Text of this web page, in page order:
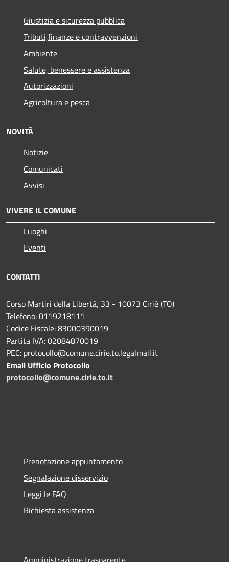
Giustizia e sicurezza pubblica
Tributi,finanze e contravvenzioni
Ambiente
Salute, benessere e assistenza
Autorizzazioni
Agricoltura e pesca
NOVITÀ
Notizie
Comunicati
Avvisi
VIVERE IL COMUNE
Luoghi
Eventi
CONTATTI
Corso Martiri della Libertà, 33 - 10073 Cirié (TO)
Telefono: 0119218111
Codice Fiscale: 83000390019
Partita IVA: 02084870019
PEC: protocollo@comune.cirie.to.legalmail.it
Email Ufficio Protocollo
protocollo@comune.cirie.to.it
Prenotazione appuntamento
Segnalazione disservizio
Leggi le FAQ
Richiesta assistenza